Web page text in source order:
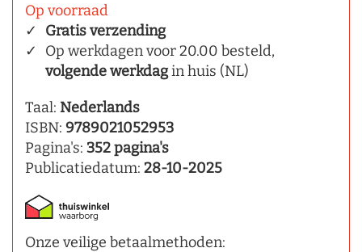
Op voorraad
Gratis verzending
Op werkdagen voor 20.00 besteld,
volgende werkdagin huis (NL)
Taal: Nederlands
ISBN: 9789021052953
Pagina's: 352 pagina's
Publicatiedatum: 28-10-2025
Onze veilige betaalmethoden: